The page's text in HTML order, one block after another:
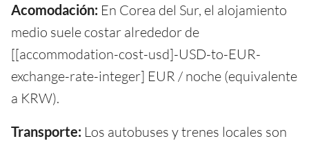
Acomodación: En Corea del Sur, el alojamiento
medio suele costar alrededor de
[[accommodation-cost-usd]-USD-to-EUR-
exchange-rate-integer] EUR / noche (equivalente
a KRW).
Transporte: Los autobuses y trenes locales son